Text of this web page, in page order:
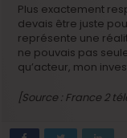
Plus exactement
devais être juste
représente une
ne pouvais pas
qu’acteur, mon
[Source : France 2